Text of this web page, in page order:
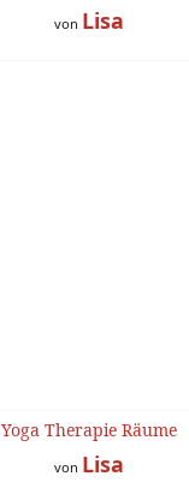
von Lisa
Yoga Therapie Räume
von Lisa